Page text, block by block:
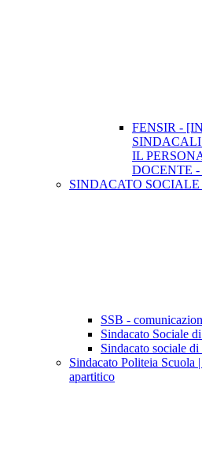
FENSIR -
IL
DOCENTE
SINDACATO
SSB -
Sindacato Sociale
Sindacato sociale di
Sindacato Politeia Scuola
apartitico